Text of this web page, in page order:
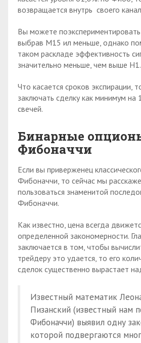
возвращается внутрь своего
Вы можете
выбрав М15 ил меньше, однако
таком раскладе эффективность
значительно меньше, чем выше H1.
Что касается сроков экспирации,
заключать сделку как минимум
свечей.
Бинарные
Фибоначчи
Если вы приверженец
Фибоначчи, то сейчас мы
пользоваться знаменитой
Фибоначчи.
Как известно, цена всегда
определенной закономерности.
заключается в том, чтобы
трейдеру это удается, то его
сделок существенно вырастает
Известный математик
Пизанский (известный нам
Фибоначчи) выявил одну
которой подвергаются